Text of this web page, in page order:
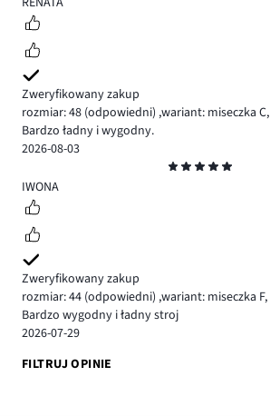
Zweryfikowany zakup
rozmiar: 48 (odpowiedni) ,wariant: miseczka C,
Bardzo ładny i wygodny.
2026-08-03
5
IWONA
Zweryfikowany zakup
rozmiar: 44 (odpowiedni) ,wariant: miseczka F,
Bardzo wygodny i ładny stroj
2026-07-29
FILTRUJ OPINIE